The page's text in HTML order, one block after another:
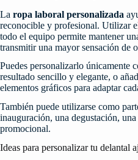
La ropa laboral personalizada
reconocible y profesional. Utilizar
todo el equipo permite mantener
transmitir una mayor sensación de
Puedes personalizarlo únicamente
resultado sencillo y elegante, o
elementos gráficos para adaptar
También puede utilizarse como
inauguración, una degustación,
promocional.
Ideas para personalizar tu delantal